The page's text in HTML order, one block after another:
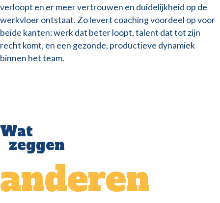
verloopt en er meer vertrouwen en duidelijkheid op de
werkvloer ontstaat. Zo levert coaching voordeel op voor
beide kanten: werk dat beter loopt, talent dat tot zijn
recht komt, en een gezonde, productieve dynamiek
binnen het team.
Wat
zeggen
anderen